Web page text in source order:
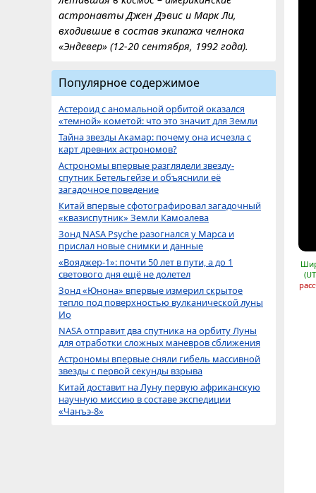
астронавты Джен Дэвис и Марк Ли,
входившие в состав экипажа челнока
«Эндевер» (12-20 сентября, 1992 года).
Популярное содержимое
Астероид с аномальной орбитой оказался
«темной» кометой: что это значит для Земли
Тайна звезды Акамар: почему она исчезла с
карт древних астрономов?
Астрономы впервые разглядели звезду-
спутник Бетельгейзе и объяснили её
загадочное поведение
Китай впервые сфотографировал загадочный
«квазиспутник» Земли Камоалева
Зонд NASA Psyche разогнался у Марса и
прислал новые снимки и данные
«Вояджер-1»: почти 50 лет в пути, а до 1
светового дня ещё не долетел
Зонд «Юнона» впервые измерил скрытое
тепло под поверхностью вулканической луны
Ио
NASA отправит два спутника на орбиту Луны
для отработки сложных маневров сближения
Астрономы впервые сняли гибель массивной
звезды с первой секунды взрыва
Китай доставит на Луну первую африканскую
научную миссию в составе экспедиции
«Чанъэ-8»